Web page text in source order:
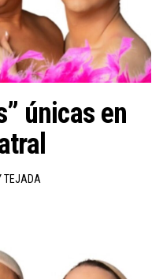
únicas en
TEJADA